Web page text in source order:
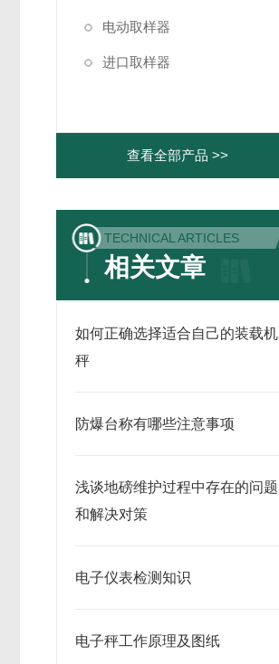
电动取样器
进口取样器
查看全部产品 >>
TECHNICAL ARTICLES
相关文章
如何正确选择适合自己的装载机
秤
防爆台称有哪些注意事项
浅谈地磅维护过程中存在的问题
和解决对策
电子仪表检测知识
电子秤工作原理及图纸